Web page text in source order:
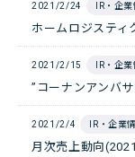
2021/2/24 IR・企
ホームロジスティ
2021/2/15 IR・企
”コーナンアンバ
2021/2/4 IR・企業
月次売上動向